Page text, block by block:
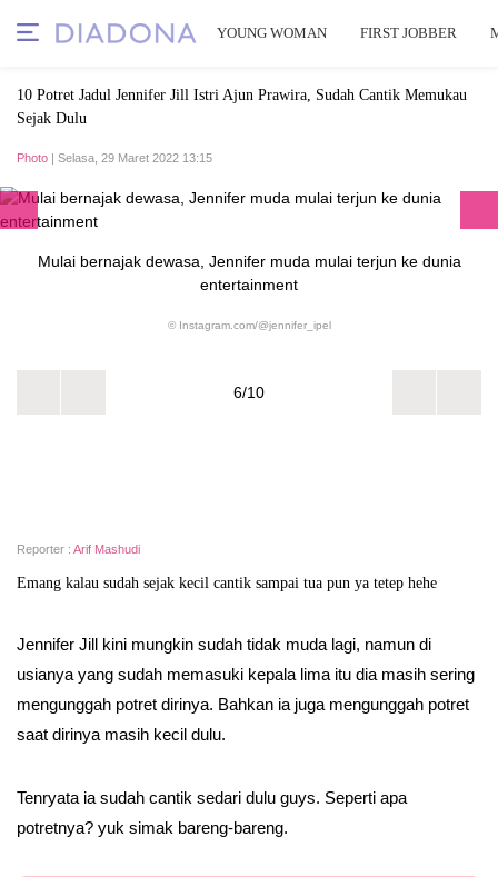
YOUNG WOMAN FIRST JOBBER
10 Potret Jadul Jennifer Jill Istri Ajun Prawira, Sudah Cantik Memukau
Sejak Dulu
Photo | Selasa, 29 Maret 2022 13:15
Mulai bernajak dewasa, Jennifer muda mulai terjun ke dunia
entertainment
© Instagram.com/@jennifer_ipel
6/10
Reporter : Arif Mashudi
Emang kalau sudah sejak kecil cantik sampai tua pun ya tetep hehe
Jennifer Jill kini mungkin sudah tidak muda lagi, namun di
usianya yang sudah memasuki kepala lima itu dia masih sering
mengunggah potret dirinya. Bahkan ia juga mengunggah potret
saat dirinya masih kecil dulu.
Tenryata ia sudah cantik sedari dulu guys. Seperti apa
potretnya? yuk simak bareng-bareng.